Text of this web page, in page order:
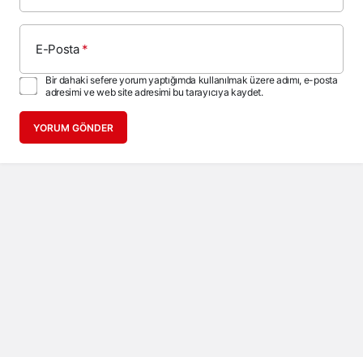
E-Posta*
Bir dahaki sefere yorum yaptığımda kullanılmak üzere adımı, e-posta
adresimi ve web site adresimi bu tarayıcıya kaydet.
YORUM GÖNDER